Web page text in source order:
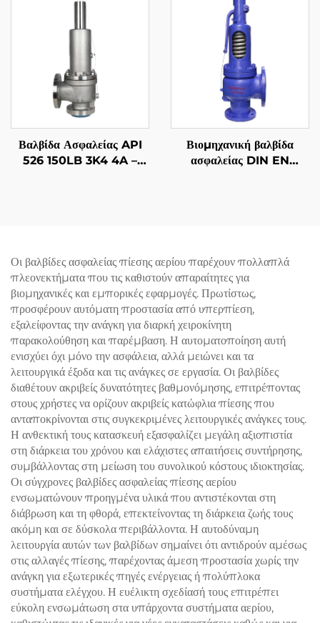
πίεσης, για εγκαταστάσεις
υγροποιημένου φυσικού
επεξεργασίας πετρελαίου
Ρυθμιζόμενη Εξαέρωση,
για Σταθμούς Συμπιεστών
Βαλβίδα Ασφαλείας API
526 150LB 3K4 4A –
Νερό, για Ναυπηγεία,
Πετρέλαιο σε Θαλάσσιες
Εγκαταστάσεις & Μονάδες
Αφαλάτωσης
Βιομηχανική βαλβίδα
ασφαλείας DIN EN
εργοστασίων παραγωγής
ενέργειας
Οι βαλβίδες ασφαλείας πίεσης αερίου παρέχουν πολλαπλά
πλεονεκτήματα που τις καθιστούν απαραίτητες για
βιομηχανικές και εμπορικές εφαρμογές. Πρωτίστως,
προσφέρουν αυτόματη προστασία από υπερπίεση,
εξαλείφοντας την ανάγκη για διαρκή χειροκίνητη
παρακολούθηση και παρέμβαση. Η αυτοματοποίηση αυτή
ενισχύει όχι μόνο την ασφάλεια, αλλά μειώνει και τα
λειτουργικά έξοδα και τις ανάγκες σε εργασία. Οι βαλβίδες
διαθέτουν ακριβείς δυνατότητες βαθμονόμησης, επιτρέποντας
στους χρήστες να ορίζουν ακριβείς κατώφλια πίεσης που
ανταποκρίνονται στις συγκεκριμένες λειτουργικές ανάγκες τους.
Η ανθεκτική τους κατασκευή εξασφαλίζει μεγάλη αξιοπιστία
στη διάρκεια του χρόνου και ελάχιστες απαιτήσεις συντήρησης,
συμβάλλοντας στη μείωση του συνολικού κόστους ιδιοκτησίας.
Οι σύγχρονες βαλβίδες ασφαλείας πίεσης αερίου
ενσωματώνουν προηγμένα υλικά που αντιστέκονται στη
διάβρωση και τη φθορά, επεκτείνοντας τη διάρκεια ζωής τους
ακόμη και σε δύσκολα περιβάλλοντα. Η αυτοδύναμη
λειτουργία αυτών των βαλβίδων σημαίνει ότι αντιδρούν αμέσως
στις αλλαγές πίεσης, παρέχοντας άμεση προστασία χωρίς την
ανάγκη για εξωτερικές πηγές ενέργειας ή πολύπλοκα
συστήματα ελέγχου. Η ευέλικτη σχεδίασή τους επιτρέπει
εύκολη ενσωμάτωση στα υπάρχοντα συστήματα αερίου,